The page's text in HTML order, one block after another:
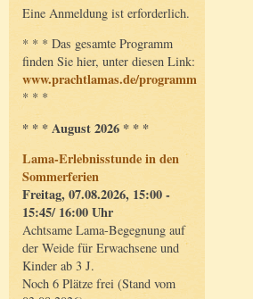
Eine Anmeldung ist erforderlich.
* * * Das gesamte Programm
finden Sie hier, unter diesen Link:
www.prachtlamas.de/programm
* * *
* * * August 2026 * * *
Lama-Erlebnisstunde in den
Sommerferien
Freitag, 07.08.2026, 15:00 -
15:45/ 16:00 Uhr
Achtsame Lama-Begegnung auf
der Weide für Erwachsene und
Kinder ab 3 J.
Noch 6 Plätze frei (Stand vom